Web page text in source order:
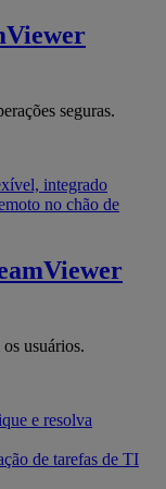
seguras.
integrado
no chão de
usuários.
e resolva
de tarefas de TI